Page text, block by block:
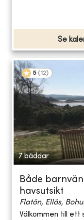
Se
5 (12)
7 bäddar
Både
havsutsikt
Flatön, Ellös,
Välkommen till ett